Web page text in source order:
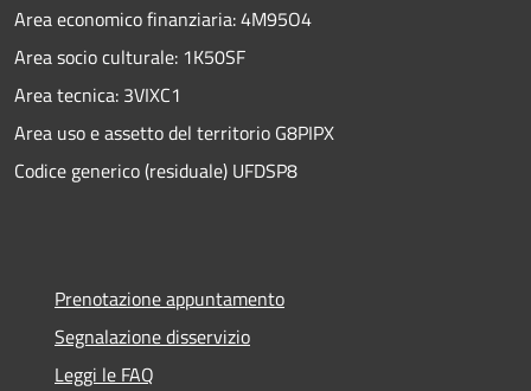
Area economico finanziaria: 4M95O4
Area socio culturale: 1K50SF
Area tecnica: 3VIXC1
Area uso e assetto del territorio G8PIPX
Codice generico (residuale) UFDSP8
Prenotazione appuntamento
Segnalazione disservizio
Leggi le FAQ